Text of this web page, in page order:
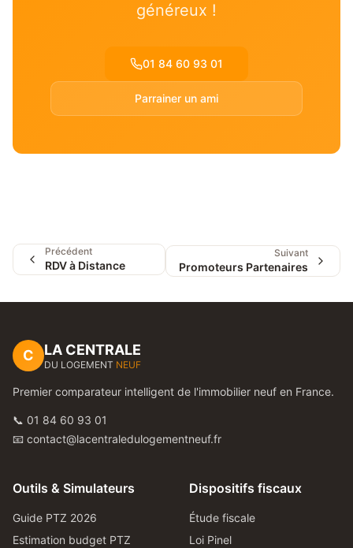
généreux !
01 84 60 93 01
Parrainer un ami
Précédent
RDV à Distance
Suivant
Promoteurs Partenaires
C LA CENTRALE
DU LOGEMENT NEUF
Premier comparateur intelligent de l'immobilier neuf en France.
📞 01 84 60 93 01
📧 contact@lacentraledulogementneuf.fr
Outils & Simulateurs
Guide PTZ 2026
Estimation budget PTZ
Dispositifs fiscaux
Étude fiscale
Loi Pinel